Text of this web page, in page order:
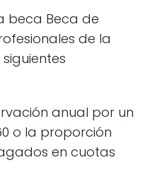
beca Beca de
de la
anual por un
o la proporción
en cuotas